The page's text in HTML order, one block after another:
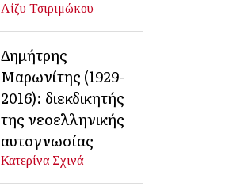
Λίζυ Τσιριμώκου
Δημήτρης
Μαρωνίτης (1929-
2016): διεκδικητής
της νεοελληνικής
αυτογνωσίας
Κατερίνα Σχινά